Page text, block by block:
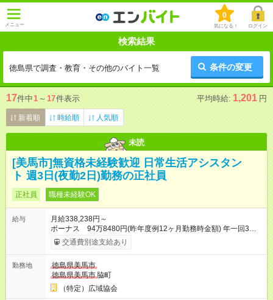
メニュー
0
気になる！ ログイン
検索結果
徳島県で調査・教育・その他のバイト一覧 条件の変更
17件中1 ～ 17件表示 平均時給: 1,201 円
新着順 時給順 人気順
未読
[美馬市]無資格未経験歓迎 日常生活アシスタン
ト 週3日(夜勤2日)勤務の正社員
正社員 職種未経験OK
給与
月給338,238円～
ボーナス 94万8480円(昨年度例12ヶ月勤務時金額) 年一回3月
末日 支給 月給×12ヶ月+賞与=年収 ・昇給あり ・賃金は月末締
切、翌月25日支払い 【試用期間】試用期間あり 試用期間の長
す。 雇用形態：本採用時と同じです。 給与：月給 326,800円以
上
交通費別途支給あり
勤務地
徳島県美馬市
徳島県美馬市 脇町
（特定）広域協会